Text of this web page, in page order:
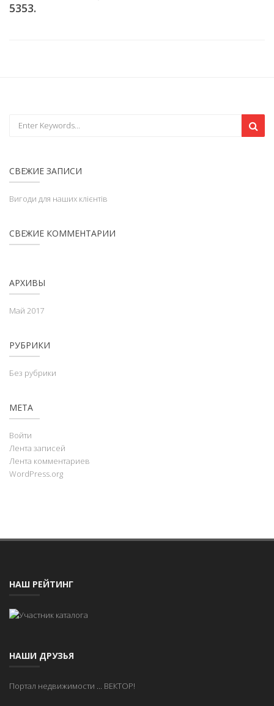
5353.
СВЕЖИЕ ЗАПИСИ
Вигоди для наших клієнтів
СВЕЖИЕ КОММЕНТАРИИ
АРХИВЫ
Май 2017
РУБРИКИ
Без рубрики
МЕТА
Войти
Лента записей
Лента комментариев
WordPress.org
НАШ РЕЙТИНГ
НАШИ ДРУЗЬЯ
Портал недвижимости ... ВЕКТОР!